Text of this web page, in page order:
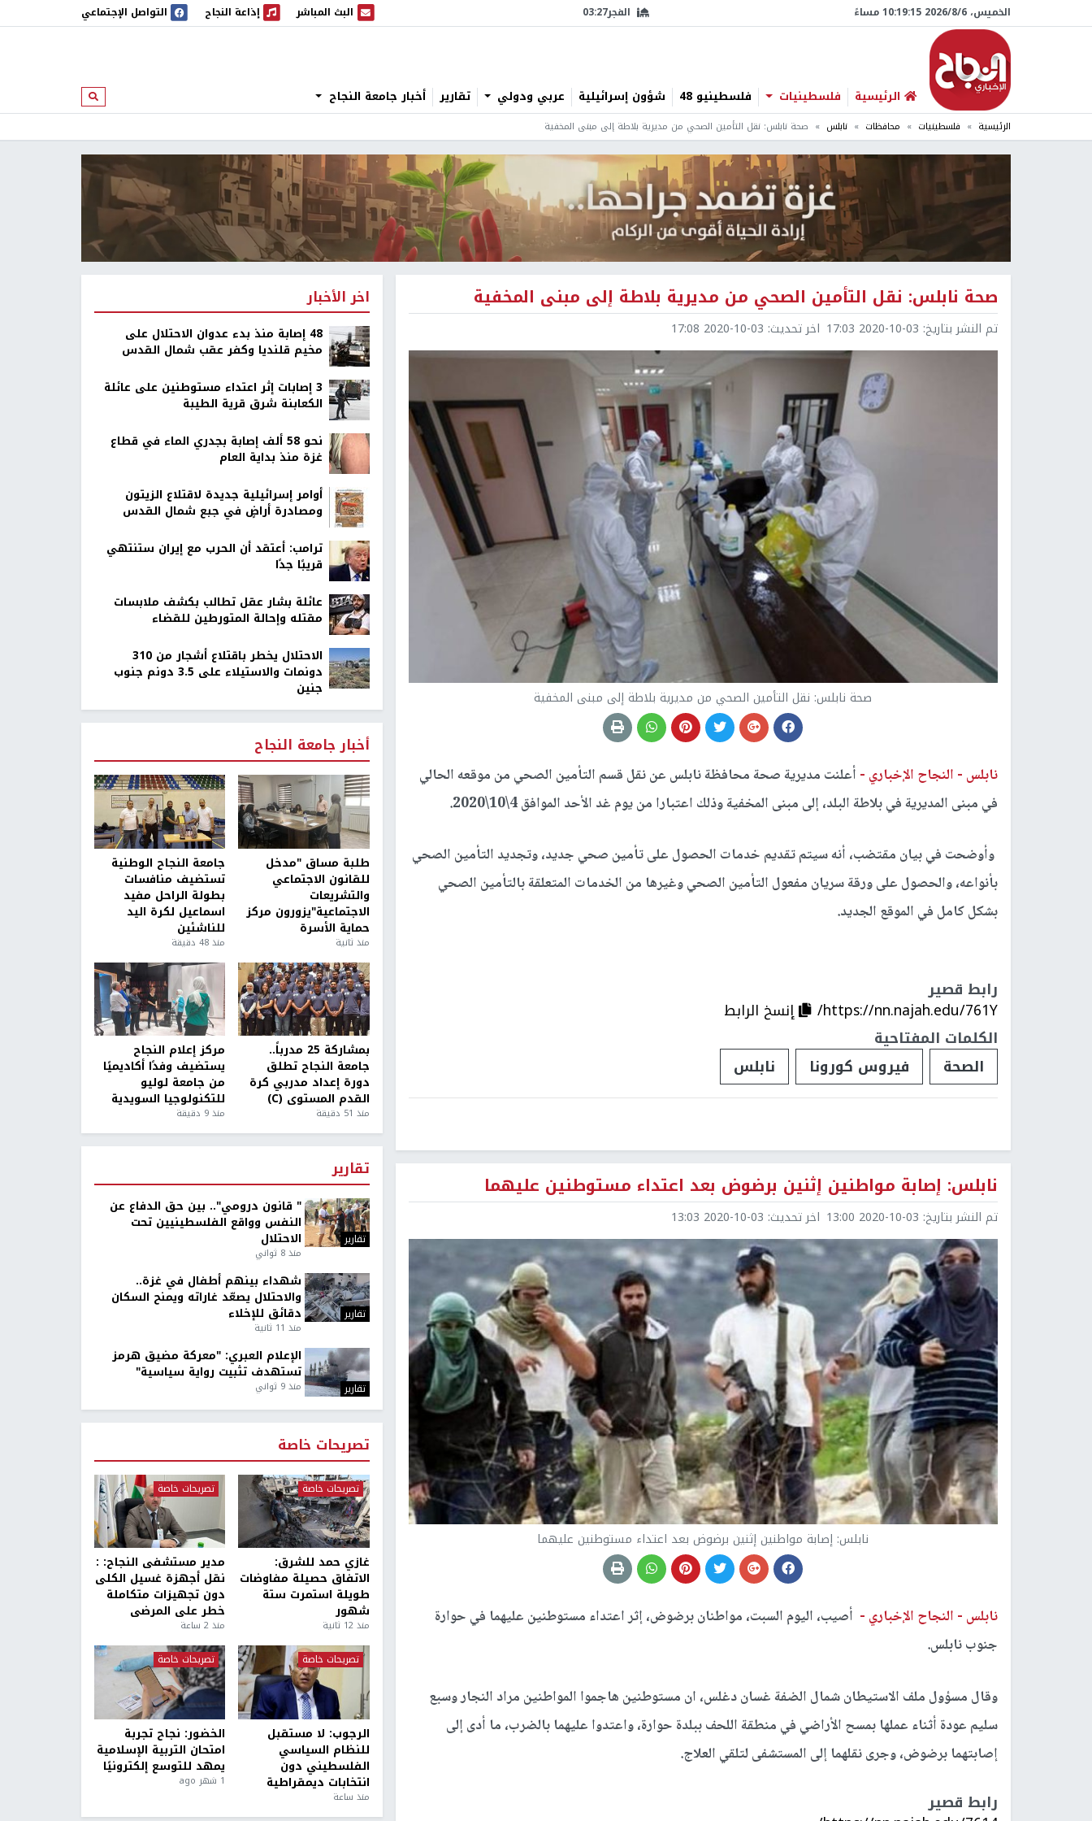
الخميس، 6/‏8/‏2026 10:19:15 مساءً الفجر03:27 البث المباشر
البث المباشر إذاعة النجاح
إذاعة النجاح التواصل الإجتماعي
الرئيسية فلسطينيات فلسطينيو 48 شؤون إسرائيلية عربي ودولي تقارير أخبار جامعة النجاح ابحث
الرئيسية فلسطينيات محافظات نابلس صحة نابلس: نقل التأمين الصحي من مديرية بلاطة إلى مبنى المخفية
صحة نابلس: نقل التأمين الصحي من مديرية بلاطة إلى مبنى المخفية
تم النشر بتاريخ: 2020-10-03 17:03 اخر تحديث: 2020-10-03 17:08
صحة نابلس: نقل التأمين الصحي من مديرية بلاطة إلى مبنى المخفية
نابلس - النجاح الإخباري - أعلنت مديرية صحة محافظة نابلس عن نقل قسم التأمين الصحي من موقعه الحالي
في مبنى المديرية في بلاطة البلد، إلى مبنى المخفية وذلك اعتبارا من يوم غد الأحد الموافق 4\10\2020.
وأوضحت في بيان مقتضب، أنه سيتم تقديم خدمات الحصول على تأمين صحي جديد، وتجديد التأمين الصحي
بأنواعه، والحصول على ورقة سريان مفعول التأمين الصحي وغيرها من الخدمات المتعلقة بالتأمين الصحي
بشكل كامل في الموقع الجديد.
رابط قصير
https://nn.najah.edu/761Y/
إنسخ الرابط
الكلمات المفتاحية
الصحة
فيروس كورونا نابلس
نابلس: إصابة مواطنين إثنين برضوض بعد اعتداء مستوطنين عليهما
تم النشر بتاريخ: 2020-10-03 13:00 اخر تحديث: 2020-10-03 13:03
نابلس: إصابة مواطنين إثنين برضوض بعد اعتداء مستوطنين عليهما
نابلس - النجاح الإخباري - أصيب، اليوم السبت، مواطنان برضوض، إثر اعتداء مستوطنين عليهما في حوارة
جنوب نابلس.
وقال مسؤول ملف الاستيطان شمال الضفة غسان دغلس، ان مستوطنين هاجموا المواطنين مراد النجار وسبع
سليم عودة أثناء عملها بمسح الأراضي في منطقة اللحف ببلدة حوارة، واعتدوا عليهما بالضرب، ما أدى إلى
إصابتهما برضوض، وجرى نقلهما إلى المستشفى لتلقي العلاج.
رابط قصير
اخر الأخبار
48 إصابة منذ بدء عدوان الاحتلال على
مخيم قلنديا وكفر عقب شمال القدس
‏3 إصابات إثر اعتداء مستوطنين على عائلة
الكعابنة شرق قرية الطيبة
نحو 58 ألف إصابة بجدري الماء في قطاع
غزة منذ بداية العام
أوامر إسرائيلية جديدة لاقتلاع الزيتون
ومصادرة أراضٍ في جبع شمال القدس
ترامب: أعتقد أن الحرب مع إيران ستنتهي
قريبًا جدًا
عائلة بشار عقل تطالب بكشف ملابسات
مقتله وإحالة المتورطين للقضاء
الاحتلال يخطر باقتلاع أشجار من 310
دونمات والاستيلاء على 3.5 دونم جنوب
جنين
أخبار جامعة النجاح
طلبة مساق "مدخل
للقانون الاجتماعي
والتشريعات
الاجتماعية"يزورون مركز
حماية الأسرة
منذ ثانية
جامعة النجاح الوطنية
تستضيف منافسات
بطولة الراحل مفيد
اسماعيل لكرة اليد
للناشئين
منذ 48 دقيقة
بمشاركة 25 مدرباً..
جامعة النجاح تطلق
دورة إعداد مدربي كرة
القدم المستوى (C)
منذ 51 دقيقة
مركز إعلام النجاح
يستضيف وفدًا أكاديميًا
من جامعة لوليو
للتكنولوجيا السويدية
منذ 9 دقيقة
تقارير
تقارير
" قانون درومي".. بين حق الدفاع عن
النفس وواقع الفلسطينيين تحت
الاحتلال
منذ 8 ثواني
تقارير
شهداء بينهم أطفال في غزة..
والاحتلال يصعّد غاراته ويمنح السكان
دقائق للإخلاء
منذ 11 ثانية
تقارير
الإعلام العبري: "معركة مضيق هرمز
تستهدف تثبيت رواية سياسية"
منذ 9 ثواني
تصريحات خاصة
تصريحات خاصة
غازي حمد للشرق:
الاتفاق حصيلة مفاوضات
طويلة استمرت ستة
شهور
منذ 12 ثانية
تصريحات خاصة
مدير مستشفى النجاح: :
نقل أجهزة غسيل الكلى
دون تجهيزات متكاملة
خطر على المرضى
منذ 2 ساعة
تصريحات خاصة
الرجوب: لا مستقبل
للنظام السياسي
الفلسطيني دون
انتخابات ديمقراطية
منذ ساعة
تصريحات خاصة
الخضور: نجاح تجربة
امتحان التربية الإسلامية
يمهد للتوسع إلكترونيًا
1 شهر ago